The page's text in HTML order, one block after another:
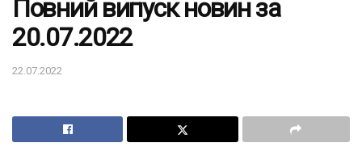
Повний випуск новин за
20.07.2022
22.07.2022